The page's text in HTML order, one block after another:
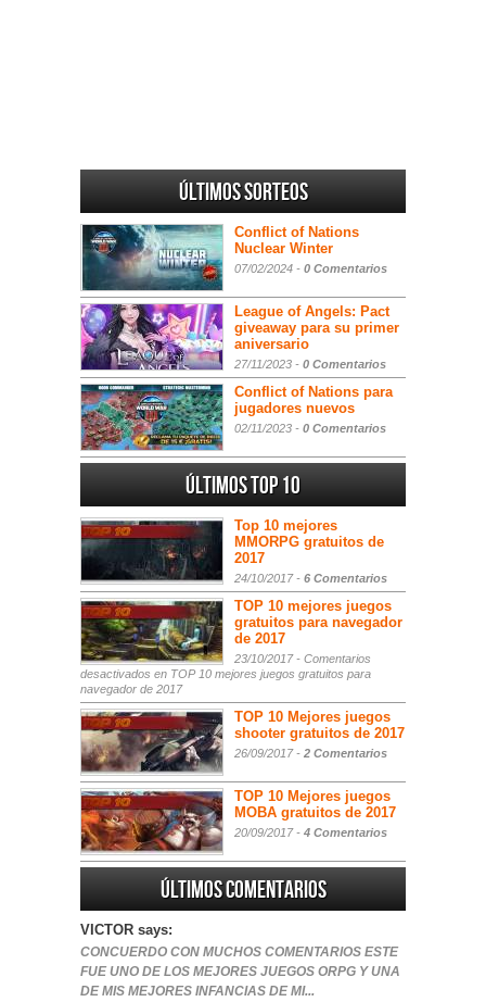
Últimos sorteos
Conflict of Nations
Nuclear Winter
07/02/2024 - 0 Comentarios
League of Angels: Pact
giveaway para su primer
aniversario
27/11/2023 - 0 Comentarios
Conflict of Nations para
jugadores nuevos
02/11/2023 - 0 Comentarios
Últimos Top 10
Top 10 mejores
MMORPG gratuitos de
2017
24/10/2017 - 6 Comentarios
TOP 10 mejores juegos
gratuitos para navegador
de 2017
23/10/2017 - Comentarios
desactivados en TOP 10 mejores juegos gratuitos para
navegador de 2017
TOP 10 Mejores juegos
shooter gratuitos de 2017
26/09/2017 - 2 Comentarios
TOP 10 Mejores juegos
MOBA gratuitos de 2017
20/09/2017 - 4 Comentarios
Últimos comentarios
VICTOR says:
CONCUERDO CON MUCHOS COMENTARIOS ESTE
FUE UNO DE LOS MEJORES JUEGOS ORPG Y UNA
DE MIS MEJORES INFANCIAS DE MI...